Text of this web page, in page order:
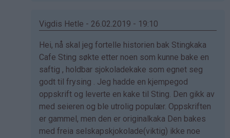
sandanger
(ikke
bekreftet)
Vigdis Hetle - 26.02.2019 - 19:10
Som
svar
på
av
Jan
fred
sandanger
(ikke
Hei, nå skal jeg fortelle historien bak Stingkaka
Cafe Sting søkte etter noen som kunne bake en
saftig , holdbar sjokoladekake som egnet seg
godt til frysing . Jeg hadde en kjempegod
oppskrift og leverte en kake til Sting. Den gikk av
med seieren og ble utrolig populær. Oppskriften
er gammel, men den er originalkaka Den bakes
med freia selskapskjokolade(viktig) ikke noe